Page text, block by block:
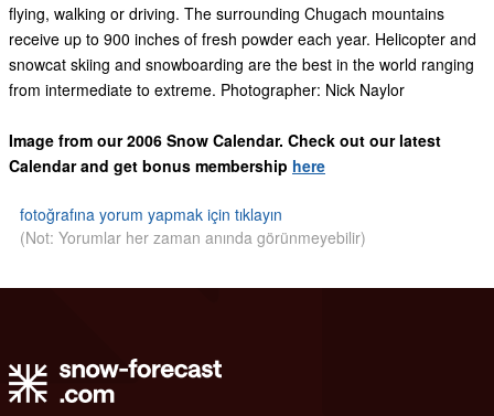
flying, walking or driving. The surrounding Chugach mountains
receive up to 900 inches of fresh powder each year. Helicopter and
snowcat skiing and snowboarding are the best in the world ranging
from intermediate to extreme. Photographer: Nick Naylor
Image from our 2006 Snow Calendar. Check out our latest
Calendar and get bonus membership here
fotoğrafına yorum yapmak için tıklayın
(Not: Yorumlar her zaman anında görünmeyebilir)